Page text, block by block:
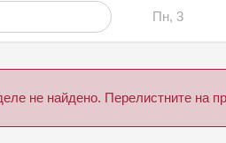
Пн, 3
не найдено. Перелистните